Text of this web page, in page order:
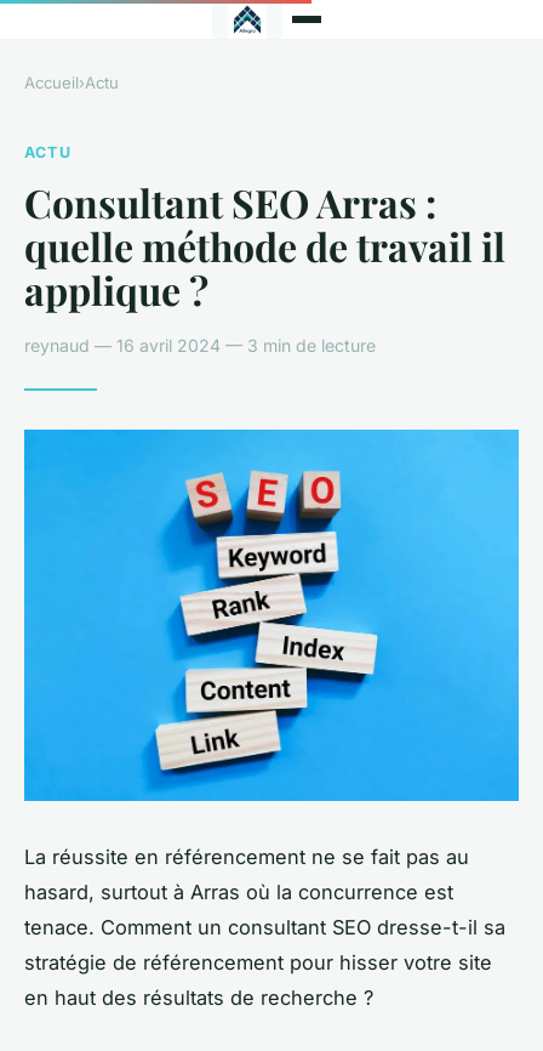
Accueil›Actu
ACTU
Consultant SEO Arras :
quelle méthode de travail il
applique ?
reynaud — 16 avril 2024 — 3 min de lecture
La réussite en référencement ne se fait pas au
hasard, surtout à Arras où la concurrence est
tenace. Comment un consultant SEO dresse-t-il sa
stratégie de référencement pour hisser votre site
en haut des résultats de recherche ?